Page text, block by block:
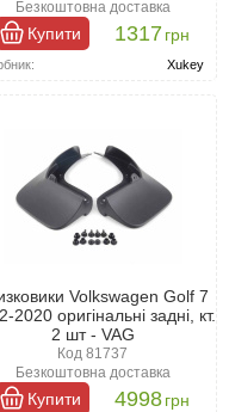
Безкоштовна доставка
Купити 1317грн
Xukey
Volkswagen Golf 7
2020 оригінальні задні, кт.
2 шт - VAG
Код 81737
Безкоштовна доставка
Купити 4998грн